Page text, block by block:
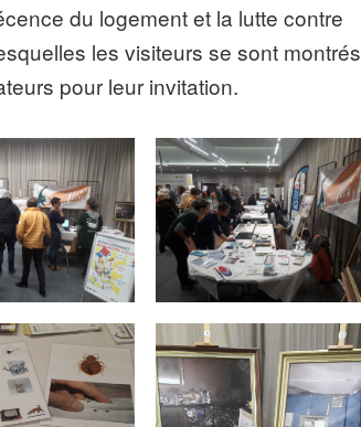
du logement et la lutte contre
les visiteurs se sont montrés
pour leur invitation.